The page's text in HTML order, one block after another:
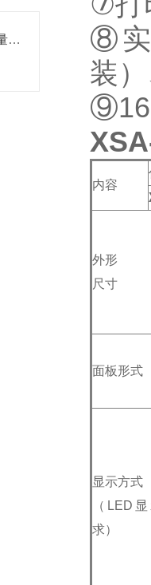
XSN/A-HL1T1K3B2V0N流量控制仪表使用设置
⑧实
装
内容
外形
尺寸
面板形式
显示方式
（LED
求）